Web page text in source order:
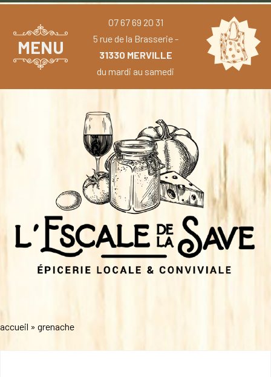
MENU
07 67 69 20 31
5 rue de la Brasserie -
31330 MERVILLE
du mardi au samedi
accueil » grenache